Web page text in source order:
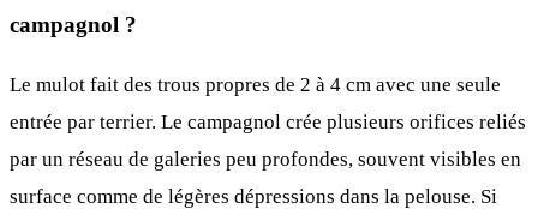
campagnol ?
Le mulot fait des trous propres de 2 à 4 cm avec une seule
entrée par terrier. Le campagnol crée plusieurs orifices reliés
par un réseau de galeries peu profondes, souvent visibles en
surface comme de légères dépressions dans la pelouse. Si